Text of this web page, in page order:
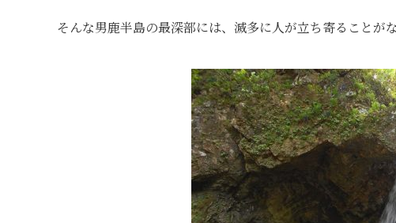
そんな男鹿半島の最深部には、滅多に人が立ち寄ることが